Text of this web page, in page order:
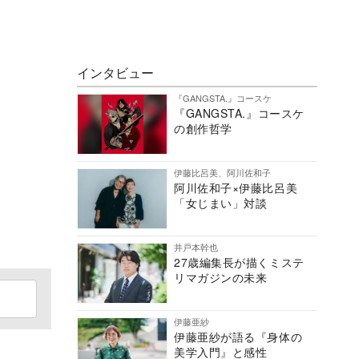
インタビュー
『GANGSTA.』コースケ
『GANGSTA.』コースケ
の創作哲学
伊藤比呂美、阿川佐和子
阿川佐和子×伊藤比呂美
「女じまい」対談
井戸本幹也
27歳編集長が描くミステ
リマガジンの未来
伊藤亜紗
伊藤亜紗が語る『身体の
美学入門』と感性